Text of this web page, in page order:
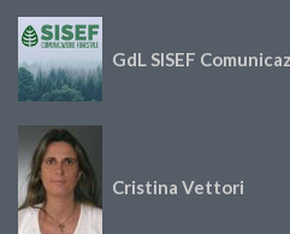
GdL SISEF
Cristina Vettori